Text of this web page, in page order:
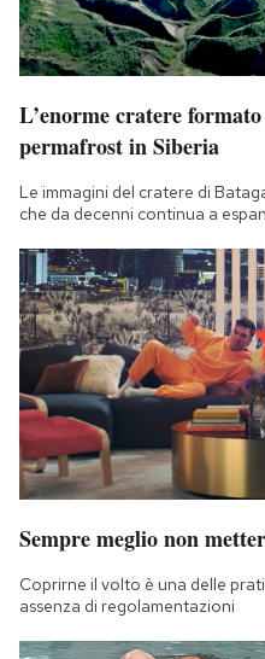
L’enorme cratere
permafrost in Siberia
Le immagini del cratere di
che da decenni continua a
Sempre meglio non
Coprirne il volto è una delle
assenza di regolamentazioni